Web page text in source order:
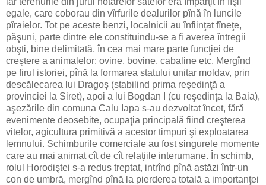
egale, care coborau din vîrfurile dealurilor pînă în luncile
pîraielor. Tot pe aceste benzi, localnicii au înfiinţat fîneţe,
păşuni, parte dintre ele constituindu-se a fi averea întregii
obşti, bine delimitată, în cea mai mare parte funcţiei de
creştere a animalelor: ovine, bovine, cabaline etc. Mergînd
pe firul istoriei, pînă la formarea statului unitar moldav, prin
descălecarea lui Dragoş (stabilind prima reşedinţă a
provinciei la Siret), apoi a lui Bogdan I (cu reşedinţa la Baia),
aşezările din comuna Calu Iapa s-au dezvoltat încet, fără
evenimente deosebite, ocupaţia principală fiind creşterea
vitelor, agicultura primitivă a acestor timpuri şi exploatarea
lemnului. Schimburile comerciale au fost singurele momente
care au mai animat cît de cît relaţiile interumane. În schimb,
rolul Horodiştei s-a redus treptat, intrînd pînă astăzi într-un
con de umbră, mergînd pînă la pierderea totală a importanţei